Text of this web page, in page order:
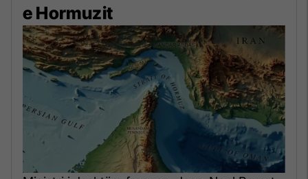
e Hormuzit